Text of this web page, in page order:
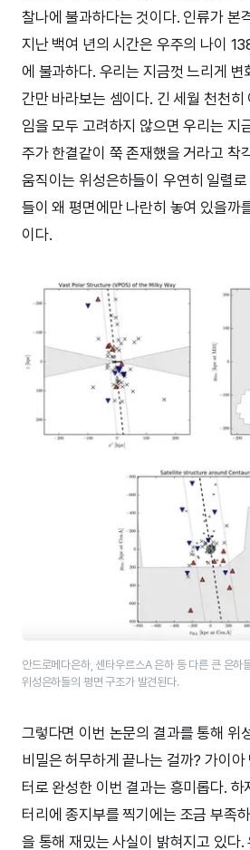
찰나에 불과하다는 것이다. 인류가 본
지난 백여 년의 시간은 우주의 나이
에 불과하다. 우리는 지금껏 느리게 변
간만 바라보는 셈이다. 긴 세월 천천히
임을 모두 고려하지 않으면 우리는 지
주가 한결같이 쭉 존재했을 거라고 착
움직이는 위성은하들이 우연히 일렬
들이 왜 평면에만 나란히 놓여 있을까
이다.
안드로메다은하, 센타우르스A 은하 등 다른 큰 은하
위성은하들의 평면 구조가 발견된다.
그렇다면 이번 논문의 결과를 통해 위
비밀은 허무하게 끝나는 걸까? 가이아
터로 완성한 이번 결과는 흥미롭다.
터리에 종지부를 찍기에는 조금 부족
을 통해 재밌는 사실이 밝혀지고 있다.